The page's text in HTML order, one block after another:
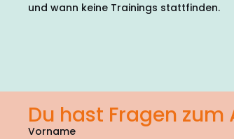
und wann keine Trainings stattfinden.
Du hast Fragen zum
Vorname